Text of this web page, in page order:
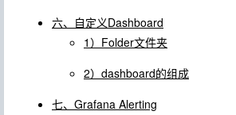
六、自定义Dashboard
1）Folder文件夹
2）dashboard的组成
七、Grafana Alerting